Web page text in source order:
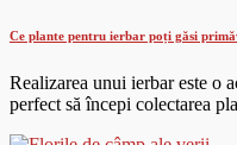
Ce plante pentru ierbar poți găsi
Realizarea unui ierbar este o
perfect să începi colectarea